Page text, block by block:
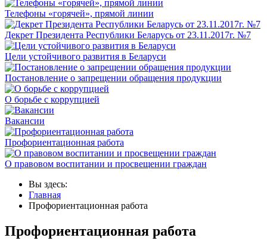
Телефоны «горячей», прямой линии
Декрет Президента Республики Беларусь от 23.11.2017г. №7
Цели устойчивого развития в Беларуси
Постановление о запрещении обращения продукции
О борьбе с коррупцией
Вакансии
Профориентационная работа
О правовом воспитании и просвещении граждан
Вы здесь:
Главная
Профориентационная работа
Профориентационная работа